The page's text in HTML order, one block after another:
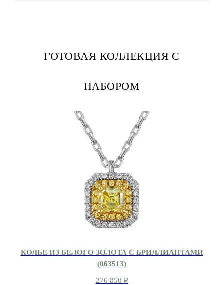
ГОТОВАЯ КОЛЛЕКЦИЯ С
НАБОРОМ
КОЛЬЕ ИЗ БЕЛОГО ЗОЛОТА С БРИЛЛИАНТАМИ
(063513)
276 850 ₽